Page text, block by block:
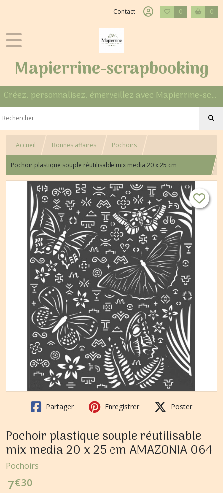
Contact 0 0
Mapierrine-scrapbooking
Créez, personnalisez, émerveillez avec Mapierrine-scrapbooking
Accueil Bonnes affaires Pochoirs
Pochoir plastique souple réutilisable mix media 20 x 25 cm
AMAZONIA 064
Partager Enregistrer Poster
Pochoir plastique souple réutilisable
mix media 20 x 25 cm AMAZONIA 064
Pochoirs
7€30